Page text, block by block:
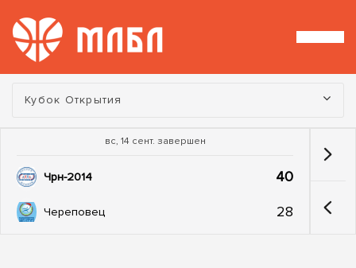
Турнир:
Кубок Открытия
вс, 14 сент. завершен
Чрн-2014 40
Череповец 28